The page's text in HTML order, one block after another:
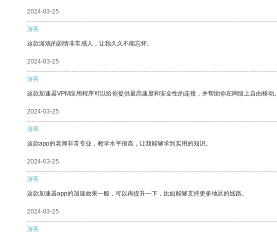
2024-03-25
游客
这款游戏的剧情非常感人，让我久久不能忘怀。
2024-03-25
游客
这款加速器VPM应用程序可以给你提供最高速度和安全性的连接，并帮助你在网络上自由移动。
2024-03-25
游客
这款app的老师非常专业，教学水平很高，让我能够学到实用的知识。
2024-03-25
游客
这款加速器app的加速效果一般，可以再提升一下，比如能够支持更多地区的线路。
2024-03-25
游客